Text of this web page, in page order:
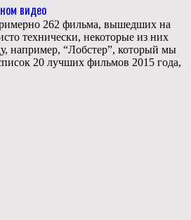
видео
262 фильма, вышедших на
технически, некоторые из них
например, “Лобстер”, который мы
20 лучших фильмов 2015 года,